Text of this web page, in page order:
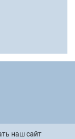
наш сайт